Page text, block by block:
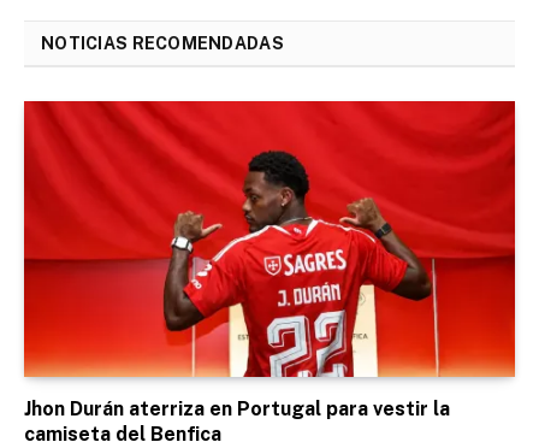
NOTICIAS RECOMENDADAS
Jhon Durán aterriza en Portugal para vestir la
camiseta del Benfica